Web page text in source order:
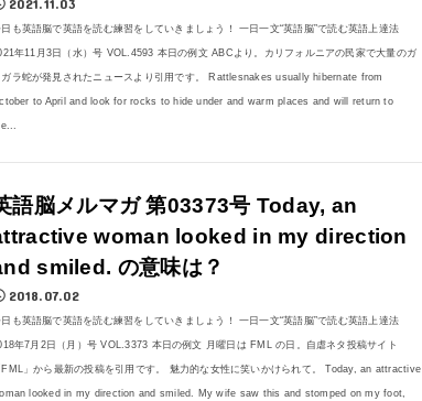
2021.11.03
も英語脳で英語を読む練習をしていきましょう！ 一日一文“英語脳”で読む英語上達法
年11月3日（水）号 VOL.4593 本日の例文 ABCより。カリフォルニアの民家で大量のガ
ガラ蛇が発見されたニュースより引用です。 Rattlesnakes usually hibernate from
to April and look for rocks to hide under and warm places and will return to
語脳メルマガ 第03373号 Today, an
woman looked in my direction
smiled. の意味は？
2018.07.02
も英語脳で英語を読む練習をしていきましょう！ 一日一文“英語脳”で読む英語上達法
年7月2日（月）号 VOL.3373 本日の例文 月曜日は FML の日。自虐ネタ投稿サイト
FML」から最新の投稿を引用です。 魅力的な女性に笑いかけられて。 Today, an attractive
looked in my direction and smiled. My wife saw this and stomped on my foot,